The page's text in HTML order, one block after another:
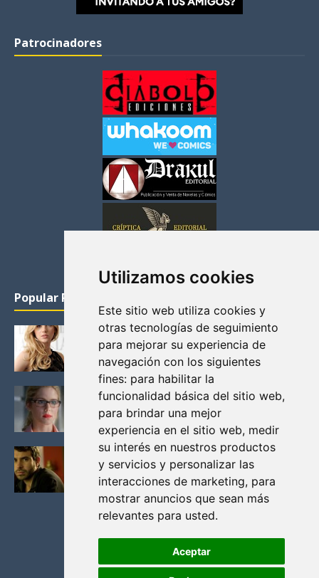
Utilizamos cookies
Este sitio web utiliza cookies y
otras tecnologías de seguimiento
para mejorar su experiencia de
navegación con los siguientes
fines: para habilitar la
funcionalidad básica del sitio web,
para brindar una mejor
experiencia en el sitio web, medir
su interés en nuestros productos
y servicios y personalizar las
interacciones de marketing, para
mostrar anuncios que sean más
relevantes para usted.
Aceptar
Patrocinadores
Popular Posts
KATHERYN WINNICK: LA ACTRIZ MAS GUAPA DE
VIKINGOS
Junio 14, 2013
FELICITY (EMILY BETT RICKARDS), LAS FOTOS
MAS BONITAS DE LA ALIADA DE ARROW
Noviembre 30, 2013
BLACK MIRROR: TODA TU HISTORIA. EPISODIO 3.
LA CRITICA
Mayo 17, 2012